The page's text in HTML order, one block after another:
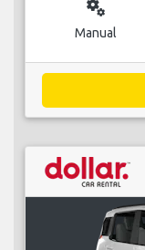
miscellaneous_services
Manual